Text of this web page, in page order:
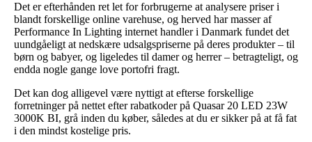
Det er efterhånden ret let for forbrugerne at analysere priser i
blandt forskellige online varehuse, og herved har masser af
Performance In Lighting internet handler i Danmark fundet det
uundgåeligt at nedskære udsalgspriserne på deres produkter – til
børn og babyer, og ligeledes til damer og herrer – betragteligt, og
endda nogle gange love portofri fragt.
Det kan dog alligevel være nyttigt at efterse forskellige
forretninger på nettet efter rabatkoder på Quasar 20 LED 23W
3000K BI, grå inden du køber, således at du er sikker på at få fat
i den mindst kostelige pris.